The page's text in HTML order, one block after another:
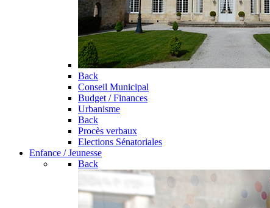
Back
Conseil Municipal
Budget / Finances
Urbanisme
Back
Procès verbaux
Elections Sénatoriales
Enfance / Jeunesse
Back